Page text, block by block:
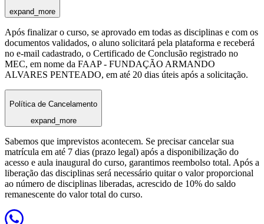
expand_more
Após finalizar o curso, se aprovado em todas as disciplinas e com os
documentos validados, o aluno solicitará pela plataforma e receberá
no e-mail cadastrado, o Certificado de Conclusão registrado no
MEC, em nome da FAAP - FUNDAÇÃO ARMANDO
ALVARES PENTEADO, em até 20 dias úteis após a solicitação.
Política de Cancelamento
expand_more
Sabemos que imprevistos acontecem. Se precisar cancelar sua
matrícula em até 7 dias (prazo legal) após a disponibilização do
acesso e aula inaugural do curso, garantimos reembolso total. Após a
liberação das disciplinas será necessário quitar o valor proporcional
ao número de disciplinas liberadas, acrescido de 10% do saldo
remanescente do valor total do curso.